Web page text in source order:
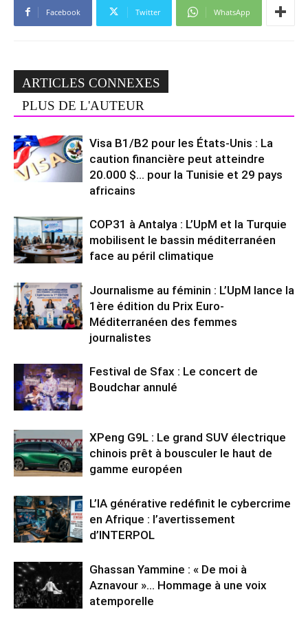
Facebook Twitter WhatsApp
ARTICLES CONNEXES
PLUS DE L'AUTEUR
Visa B1/B2 pour les États-Unis : La
caution financière peut atteindre
20.000 $… pour la Tunisie et 29 pays
africains
COP31 à Antalya : L’UpM et la Turquie
mobilisent le bassin méditerranéen
face au péril climatique
Journalisme au féminin : L’UpM lance la
1ère édition du Prix Euro-
Méditerranéen des femmes
journalistes
Festival de Sfax : Le concert de
Boudchar annulé
XPeng G9L : Le grand SUV électrique
chinois prêt à bousculer le haut de
gamme européen
L’IA générative redéfinit le cybercrime
en Afrique : l’avertissement
d’INTERPOL
Ghassan Yammine : « De moi à
Aznavour »… Hommage à une voix
atemporelle